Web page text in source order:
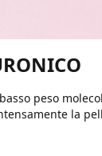
peso
la